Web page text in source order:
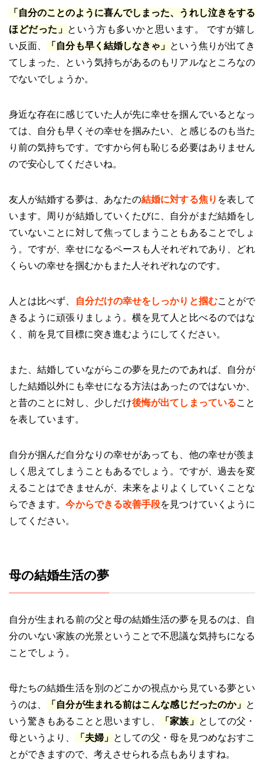
「自分のことのように喜んでしまった、うれし泣きをする
ほどだった」 という方も多いかと思います。 ですが嬉し
い反面、
「自分も早く結婚しなきゃ」 という焦りが出てき
てしまった、という気持ちがあるのもリアルなところなの
でないでしょうか。
身近な存在に感じていた人が先に幸せを掴んでいるとなっ
ては、自分も早くその幸せを掴みたい、と感じるのも当た
り前の気持ちです。ですから何も恥じる必要はありません
ので安心してくださいね。
友人が結婚する夢は、あなたの結婚に対する焦り を表して
います。周りが結婚していくたびに、自分がまだ結婚をし
ていないことに対して焦ってしまうこともあることでしょ
う。ですが、幸せになるペースも人それぞれであり、どれ
くらいの幸せを掴むかもまた人それぞれなのです。
人とは比べず、 自分だけの幸せをしっかりと掴むことがで
きるように頑張りましょう。横を見て人と比べるのではな
く、前を見て目標に突き進むようにしてください。
また、結婚していながらこの夢を見たのであれば、自分が
した結婚以外にも幸せになる方法はあったのではないか、
と昔のことに対し、少しだけ後悔が出てしまっていること
を表しています。
自分が掴んだ自分なりの幸せがあっても、他の幸せが羨ま
しく思えてしまうこともあるでしょう。ですが、過去を変
えることはできませんが、未来をよりよくしていくことな
らできます。今からできる改善手段を見つけていくように
してください。
母の結婚生活の夢
自分が生まれる前の父と母の結婚生活の夢を見るのは、自
分のいない家族の光景ということで不思議な気持ちになる
ことでしょう。
母たちの結婚生活を別のどこかの視点から見ている夢とい
うのは、
「自分が生まれる前はこんな感じだったのか」 と
いう驚きもあることと思いますし、
「家族」 としての父・
母というより、
「夫婦」 としての父・母を見つめなおすこ
とができますので、考えさせられる点もありますね。